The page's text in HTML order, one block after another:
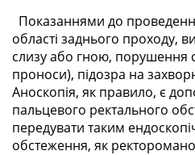
Показаннями до
області заднього проходу,
слизу або гною, порушення
проноси), підозра на
Аноскопія, як правило, є
пальцевого ректального
передувати таким
обстеження, як